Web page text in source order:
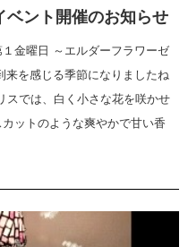
ベント開催のお知らせ
金曜日 ～エルダーフラワーゼ
来を感じる季節になりましたね
スでは、白く小さな花を咲かせ
ットのような爽やかで甘い香